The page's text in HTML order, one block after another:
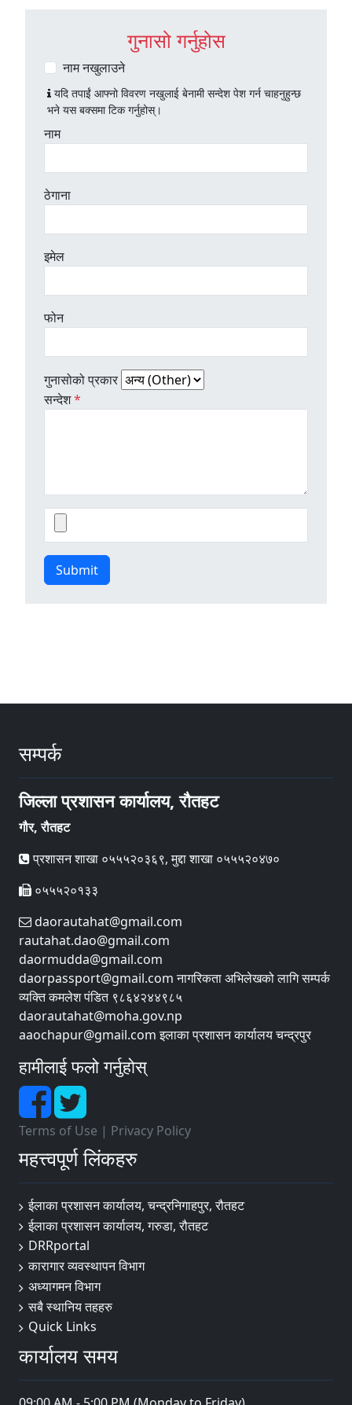
गुनासो गर्नुहोस
नाम नखुलाउने
यदि तपाईं आफ्नो विवरण नखुलाई बेनामी सन्देश पेश गर्न चाहनुहुन्छ
भने यस बक्समा टिक गर्नुहोस्।
नाम
ठेगाना
इमेल
फोन
गुनासोको प्रकार
सन्देश*
Submit
सम्पर्क
जिल्ला प्रशासन कार्यालय, रौतहट
गौर, रौतहट
प्रशासन शाखा ०५५५२०३६९, मुद्दा शाखा ०५५५२०४७०
०५५५२०१३३
daorautahat@gmail.com
rautahat.dao@gmail.com
daormudda@gmail.com
daorpassport@gmail.com नागरिकता अभिलेखको लागि सम्पर्क
व्यक्ति कमलेश पंडित ९८६४२४४९८५
daorautahat@moha.gov.np
aaochapur@gmail.com इलाका प्रशासन कार्यालय चन्द्रपुर
हामीलाई फलो गर्नुहोस्
Terms of Use | Privacy Policy
महत्त्वपूर्ण लिंकहरु
ईलाका प्रशासन कार्यालय, चन्द्रनिगाहपुर, रौतहट
ईलाका प्रशासन कार्यालय, गरुडा, रौतहट
DRRportal
कारागार व्यवस्थापन विभाग
अध्यागमन विभाग
सबै स्थानिय तहहरु
Quick Links
कार्यालय समय